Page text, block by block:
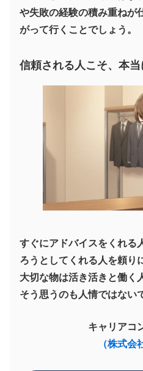
や失敗の経験の積み重ねが
がって行くことでしょう。
信頼される人こそ、本
すぐにアドバイスをくれる
ろうとしてくれる人を頼り
大切な物は活き活きと働く
そう思うのも人情ではない
キャリアコ
（株式